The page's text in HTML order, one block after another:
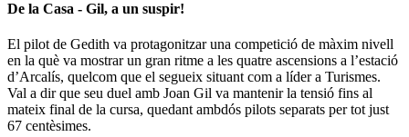
De la Casa - Gil, a un suspir!
El pilot de Gedith va protagonitzar una competició de màxim nivell
en la què va mostrar un gran ritme a les quatre ascensions a l’estació
d’Arcalís, quelcom que el segueix situant com a líder a Turismes.
Val a dir que seu duel amb Joan Gil va mantenir la tensió fins al
mateix final de la cursa, quedant ambdós pilots separats per tot just
67 centèsimes.